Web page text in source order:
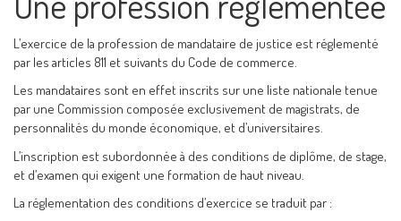
L’exercice de la profession de mandataire de justice est réglementé
par les articles 811 et suivants du Code de commerce.
Les mandataires sont en effet inscrits sur une liste nationale tenue
par une Commission composée exclusivement de magistrats, de
personnalités du monde économique, et d’universitaires.
L’inscription est subordonnée à des conditions de diplôme, de stage,
et d’examen qui exigent une formation de haut niveau.
La réglementation des conditions d’exercice se traduit par :